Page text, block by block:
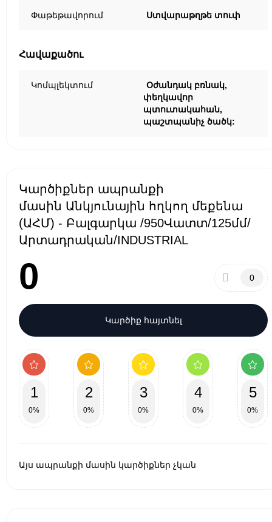
Փաթեթավորում Ստվարաթղթե տուփ
Հավաքածու
Կոմպլեկտում
Օժանդակ բռնակ,
փեղկավոր
պտուտակահան,
պաշտպանիչ ծածկ:
Կարծիքներ ապրանքի
մասին Անկյունային հղկող մեքենա
(ԱՀՄ) - Բալգարկա /950Վատտ/125մմ/
Արտադրական/INDUSTRIAL
0 0
Կարծիք հայտնել
1
0%
2
0%
3
0%
4
0%
5
0%
Այս ապրանքի մասին կարծիքներ չկան